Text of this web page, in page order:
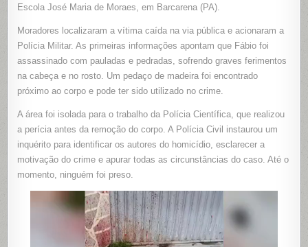
DE
EM
(PA)
Escola José Maria de Moraes, em Barcarena (PA).
Moradores localizaram a vítima caída na via pública e acionaram a
Polícia Militar. As primeiras informações apontam que Fábio foi
assassinado com pauladas e pedradas, sofrendo graves ferimentos
na cabeça e no rosto. Um pedaço de madeira foi encontrado
próximo ao corpo e pode ter sido utilizado no crime.
A área foi isolada para o trabalho da Polícia Científica, que realizou
a perícia antes da remoção do corpo. A Polícia Civil instaurou um
inquérito para identificar os autores do homicídio, esclarecer a
motivação do crime e apurar todas as circunstâncias do caso. Até o
momento, ninguém foi preso.